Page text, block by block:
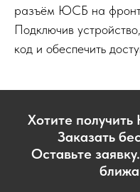
разъём ЮСБ на
Подключив
код и обеспечить
Хотите
Заказать
Оставьте